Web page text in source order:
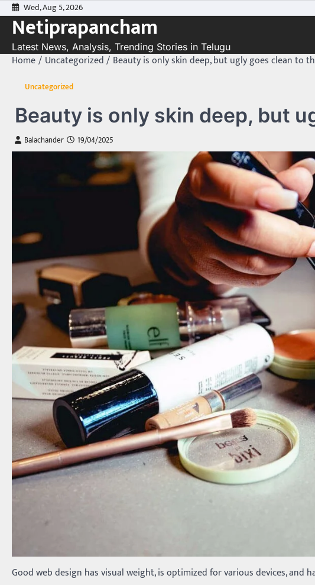
Skip
to
content
Wed, Aug 5, 2026
Netiprapancham
Latest News, Analysis, Trending Stories in Telugu
Home Uncategorized Beauty is only skin deep, but ugly goes clean to
Uncategorized
Beauty is only skin deep, but
Balachander 19/04/2025
Good web design has visual weight, is optimized for various devices,